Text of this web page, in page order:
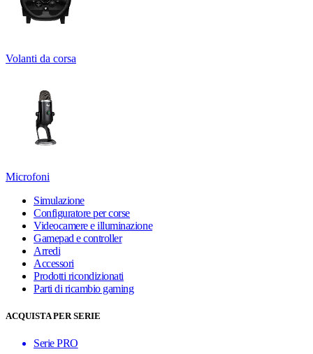
Volanti da corsa
Microfoni
Simulazione
Configuratore per corse
Videocamere e illuminazione
Gamepad e controller
Arredi
Accessori
Prodotti ricondizionati
Parti di ricambio gaming
ACQUISTA PER SERIE
Serie PRO